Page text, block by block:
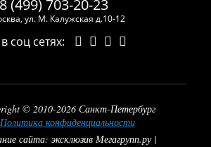
8 (499) 703-20-23
ул. М. Калужская д.10-12
соц сетях:
© 2010-2026 Санкт-Петербург
Политика конфиденциальности
сайта: эксклюзив Мегагрупп.ру |